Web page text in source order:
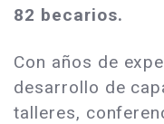
82 becarios.
Con años de
desarrollo de
talleres,